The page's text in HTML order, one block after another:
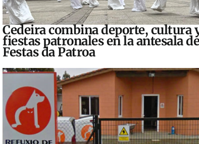
Cedeira combina deporte, cultura
fiestas patronales en la antesala
Festas da Patroa